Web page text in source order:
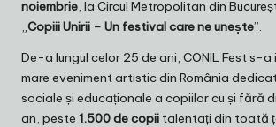
noiembrie , la Circul Metropolitan din
Copiii Unirii – Un festival care ne unește”.
De-a lungul celor 25 de ani, CONIL Fest s-a
mare eveniment artistic din România
sociale și educaționale a copiilor cu și fără
an, peste 1.500 de copii talentați din toată